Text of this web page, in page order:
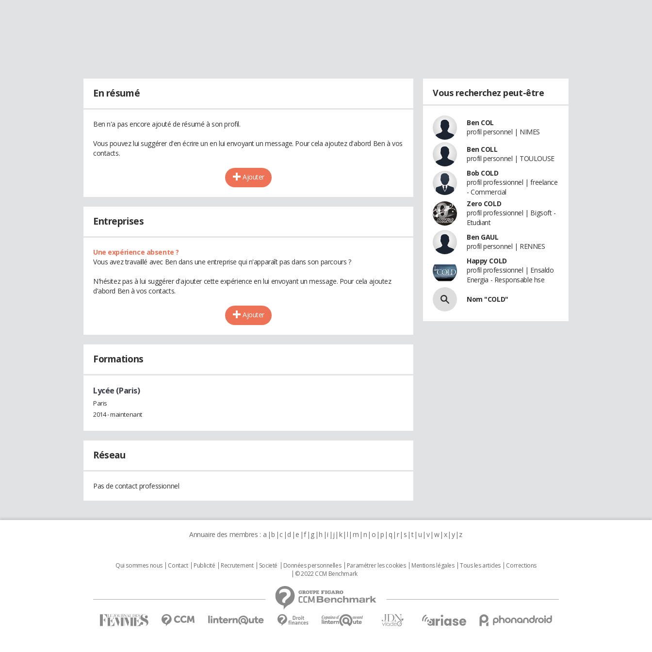
En résumé
Ben n'a pas encore ajouté de résumé à son profil.
Vous pouvez lui suggérer d'en écrire un en lui envoyant un message. Pour cela ajoutez d'abord Ben à vos
contacts.
Ajouter
Entreprises
Une expérience absente ?
Vous avez travaillé avec Ben dans une entreprise qui n'apparaît pas dans son parcours ?
N'hésitez pas à lui suggérer d'ajouter cette expérience en lui envoyant un message. Pour cela ajoutez
d'abord Ben à vos contacts.
Ajouter
Formations
Lycée (Paris)
Paris
2014 - maintenant
Réseau
Pas de contact professionnel
Vous recherchez peut-être
Ben COL
profil personnel | NIMES
Ben COLL
profil personnel | TOULOUSE
Bob COLD
profil professionnel | freelance
- Commercial
Zero COLD
profil professionnel | Bigsoft -
Etudiant
Ben GAUL
profil personnel | RENNES
Happy COLD
profil professionnel | Ensaldo
Energia - Responsable hse
Nom "COLD"
Annuaire des membres : a b c d e f g h i j k l m n o p q r s t u v w x y z
Qui sommes nous Contact Publicité Recrutement Societé Données personnelles Paramétrer les cookies Mentions légales Tous les articles
Corrections
© 2022 CCM Benchmark